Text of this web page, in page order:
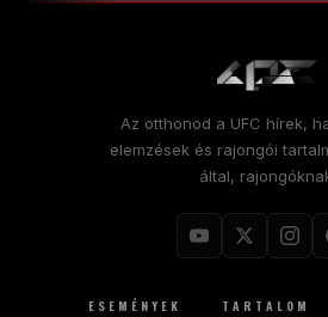
Az otthonod a UFC hírek,
elemzések és rajongói
által,
ESEMÉNYEK TARTALOM